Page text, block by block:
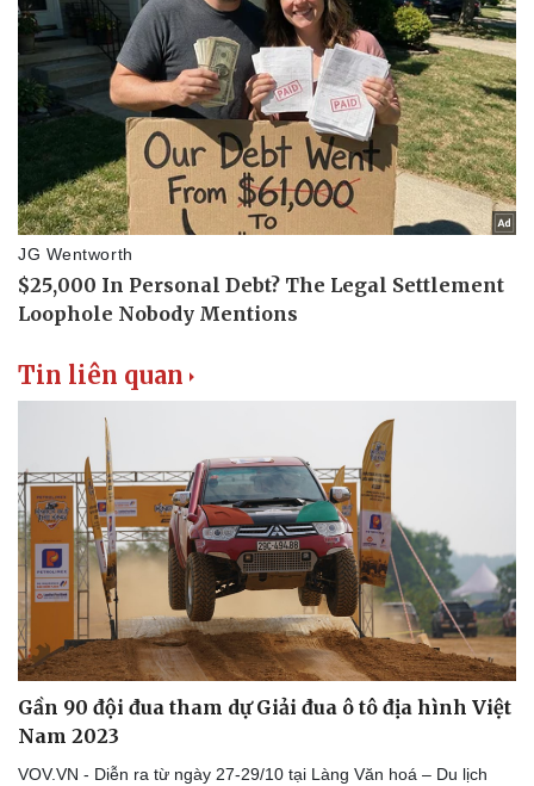
Tin liên quan
Gần 90 đội đua tham dự Giải đua ô tô địa hình Việt
Nam 2023
VOV.VN - Diễn ra từ ngày 27-29/10 tại Làng Văn hoá – Du lịch